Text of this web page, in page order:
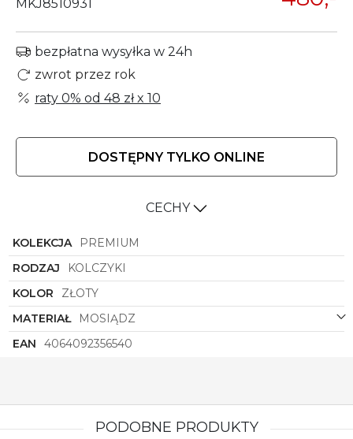
MKJ8510931
bezpłatna wysyłka w 24h
zwrot przez rok
raty 0% od 48 złx 10
DOSTĘPNY TYLKO ONLINE
CECHY
KOLEKCJA
PREMIUM
RODZAJ
KOLCZYKI
KOLOR
ZŁOTY
MATERIAŁ
MOSIĄDZ
EAN
4064092356540
PODOBNE PRODUKTY